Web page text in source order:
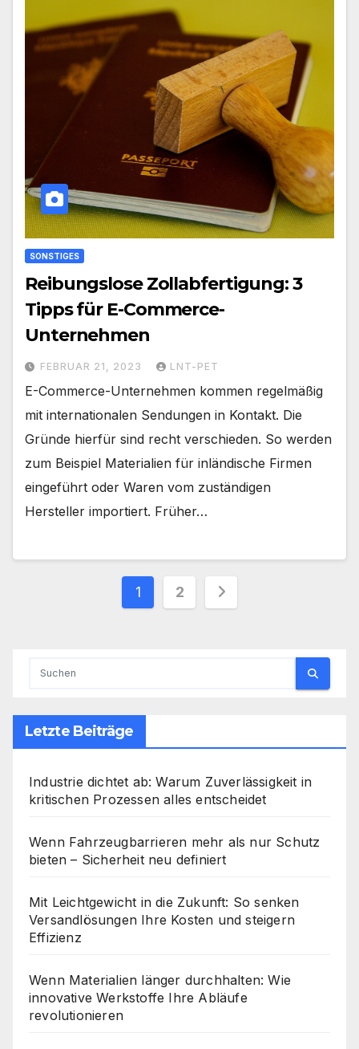
SONSTIGES
Reibungslose Zollabfertigung: 3
Tipps für E-Commerce-
Unternehmen
FEBRUAR 21, 2023 LNT-PET
E-Commerce-Unternehmen kommen regelmäßig
mit internationalen Sendungen in Kontakt. Die
Gründe hierfür sind recht verschieden. So werden
zum Beispiel Materialien für inländische Firmen
eingeführt oder Waren vom zuständigen
Hersteller importiert. Früher…
1 2
Letzte Beiträge
Industrie dichtet ab: Warum Zuverlässigkeit in
kritischen Prozessen alles entscheidet
Wenn Fahrzeugbarrieren mehr als nur Schutz
bieten – Sicherheit neu definiert
Mit Leichtgewicht in die Zukunft: So senken
Versandlösungen Ihre Kosten und steigern
Effizienz
Wenn Materialien länger durchhalten: Wie
innovative Werkstoffe Ihre Abläufe
revolutionieren